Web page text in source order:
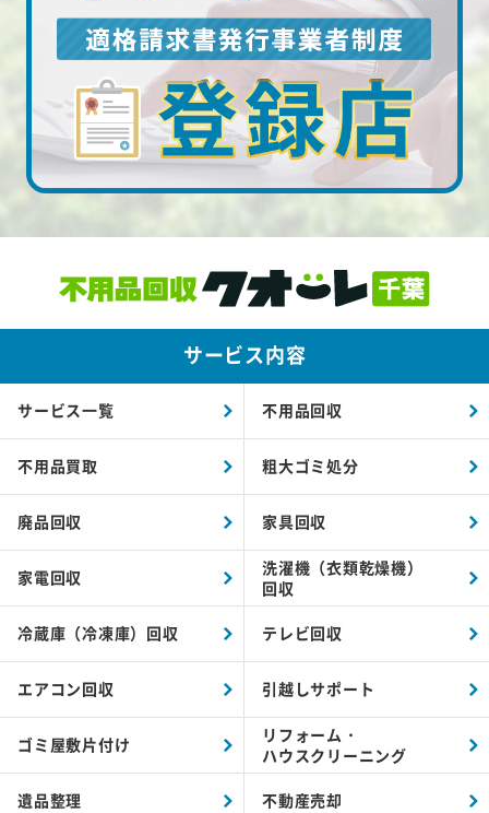
サービス内容
サービス一覧 不用品回収
不用品買取 粗大ゴミ処分
廃品回収 家具回収
家電回収
洗濯機（衣類乾燥機）
回収
冷蔵庫（冷凍庫）回収 テレビ回収
エアコン回収 引越しサポート
ゴミ屋敷片付け
リフォーム・
ハウスクリーニング
遺品整理 不動産売却